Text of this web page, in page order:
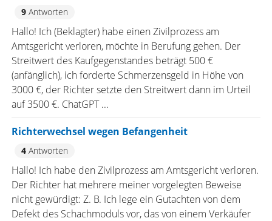
9Antworten
Hallo! Ich (Beklagter) habe einen Zivilprozess am
Amtsgericht verloren, möchte in Berufung gehen. Der
Streitwert des Kaufgegenstandes beträgt 500 €
(anfänglich), ich forderte Schmerzensgeld in Höhe von
3000 €, der Richter setzte den Streitwert dann im Urteil
auf 3500 €. ChatGPT ...
Richterwechsel wegen Befangenheit
4Antworten
Hallo! Ich habe den Zivilprozess am Amtsgericht verloren.
Der Richter hat mehrere meiner vorgelegten Beweise
nicht gewürdigt: Z. B. Ich lege ein Gutachten von dem
Defekt des Schachmoduls vor, das von einem Verkäufer